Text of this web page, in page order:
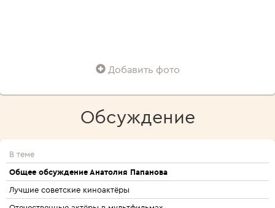
Добавить фото
Обсуждение
В теме
Общее обсуждение Анатолия Папанова
Лучшие советские киноактёры